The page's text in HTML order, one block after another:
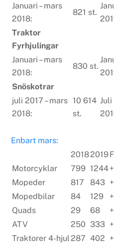
Januari – mars
2018:
821 st.
Traktor
Fyrhjulingar
Januari – mars
2018:
830 st.
Snöskotrar
juli 2017 – mars
2018:
10 614
st.
Juli
Enbart mars:
20182019
Motorcyklar
799 1244
Mopeder
817 843
Mopedbilar
84 129
Quads
29 68
ATV
250 333
Traktorer 4-hjul287 402